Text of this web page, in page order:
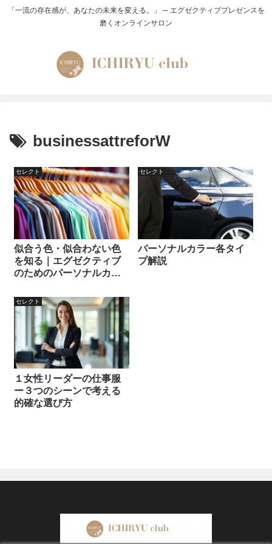
「一流の存在感が、あなたの未来を変える。」 ─ エグゼクティブプレゼンスを
磨くオンラインサロン
businessattreforW
セレクト
似合う色・似合わない色
を知る｜エグゼクティブ
のためのパーソナルカラ
セレクト
パーソナルカラー各タイ
プ解説
セレクト
１女性リーダーの仕事服
ー３つのシーンで考える
的確な選び方